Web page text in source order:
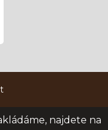
najdete na